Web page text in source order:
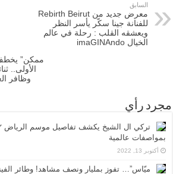
السابق
معرض جديد من Rebirth Beirut
للفنانة جينا سكّر يأسر النظر
ويعشقه القلب : رحلة في عالم
الخيال imaGINAndo
ممكن” يخطف
الأولى..
وظافر
مجرد رأي
بمواصفات عالمية
أكتوبر 13, 2022
ميّاس”… تفوز بمليار ونصف مشاهد! وطائر